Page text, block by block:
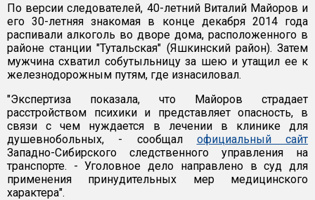
По версии следователей, 40-летний Виталий Майоров и
его 30-летняя знакомая в конце декабря 2014 года
распивали алкоголь во дворе дома, расположенного в
районе станции "Тутальская" (Яшкинский район). Затем
мужчина схватил собутыльницу за шею и утащил ее к
железнодорожным путям, где изнасиловал.
"Экспертиза показала, что Майоров страдает
расстройством психики и представляет опасность, в
связи с чем нуждается в лечении в клинике для
душевнобольных, - сообщал официальный сайт
Западно-Сибирского следственного управления на
транспорте. - Уголовное дело направлено в суд для
применения принудительных мер медицинского
характера".